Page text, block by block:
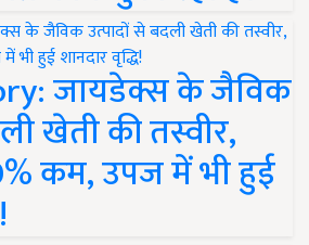
जायडेक्स के जैविक
खेती की तस्वीर,
कम, उपज में भी हुई